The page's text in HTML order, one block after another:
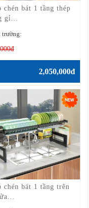
chén bát 1 tầng thép
gỉ...
trường:
2,050,000đ
chén bát 1 tầng trên